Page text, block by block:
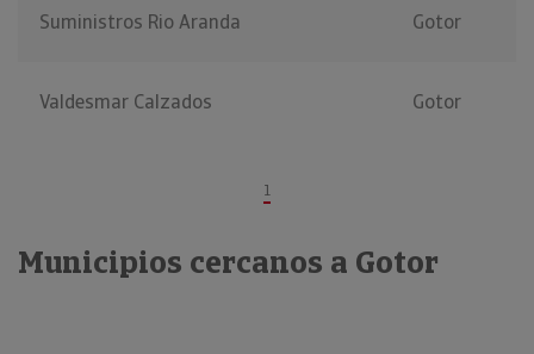
Suministros Rio Aranda Gotor
Valdesmar Calzados Gotor
1
Municipios cercanos a Gotor